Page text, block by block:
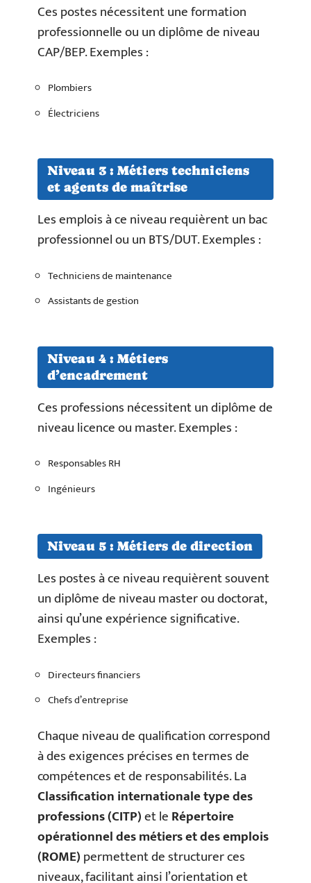
Ces postes nécessitent une formation
professionnelle ou un diplôme de niveau
CAP/BEP. Exemples :
Plombiers
Électriciens
Niveau 3 : Métiers techniciens
et agents de maîtrise
Les emplois à ce niveau requièrent un bac
professionnel ou un BTS/DUT. Exemples :
Techniciens de maintenance
Assistants de gestion
Niveau 4 : Métiers
d’encadrement
Ces professions nécessitent un diplôme de
niveau licence ou master. Exemples :
Responsables RH
Ingénieurs
Niveau 5 : Métiers de direction
Les postes à ce niveau requièrent souvent
un diplôme de niveau master ou doctorat,
ainsi qu’une expérience significative.
Exemples :
Directeurs financiers
Chefs d’entreprise
Chaque niveau de qualification correspond
à des exigences précises en termes de
compétences et de responsabilités. La
Classification internationale type des
professions (CITP)et leRépertoire
opérationnel des métiers et des emplois
(ROME)permettent de structurer ces
niveaux, facilitant ainsi l’orientation et